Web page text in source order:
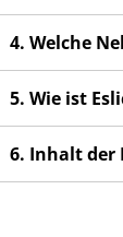
4. Welche
5. Wie ist
6. Inhalt der